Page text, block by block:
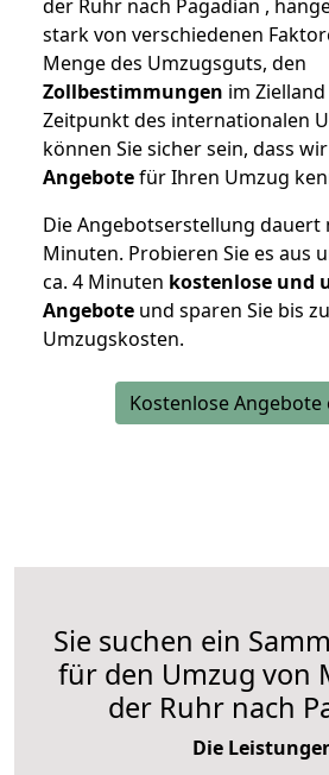
der Ruhr nach Pagadian ,
stark von verschiedenen
Menge des Umzugsguts, den
Zollbestimmungen im
Zeitpunkt des internationalen
können Sie sicher sein, dass
Angebotefür Ihren Umzug
Die Angebotserstellung dauert
Minuten. Probieren Sie es aus
ca. 4 Minuten kostenlose und
Angebote und sparen Sie bis
Umzugskosten.
Kostenlose Angebote
Sie suchen ein
für den Umzug von
der Ruhr nach
Die